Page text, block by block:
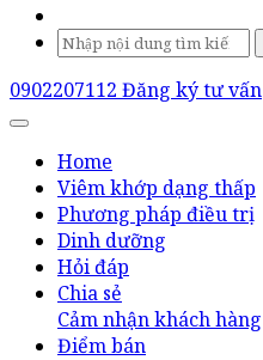
0902207112 Đăng ký tư vấn
Home
Viêm khớp dạng thấp
Phương pháp điều trị
Dinh dưỡng
Hỏi đáp
Chia sẻ
Cảm nhận khách hàng
Điểm bán